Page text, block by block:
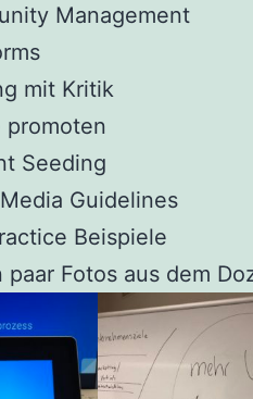
Management
mit Kritik
promoten
Seeding
Guidelines
Beispiele
paar Fotos aus dem